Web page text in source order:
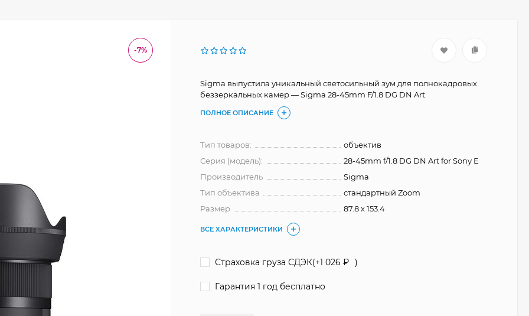
-7%
Sigma выпустила уникальный светосильный зум для полнокадровых
беззеркальных камер — Sigma 28-45mm F/1.8 DG DN Art.
ПОЛНОЕ ОПИСАНИЕ
Тип товаров:
объектив
Серия (модель):
28-45mm f/1.8 DG DN Art for Sony E
Производитель
Sigma
Тип объектива
стандартный Zoom
Размер
87.8 x 153.4
ВСЕ ХАРАКТЕРИСТИКИ
Страховка груза СДЭК(+1 026 ₽)
Гарантия 1 год бесплатно